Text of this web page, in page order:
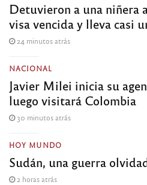
Detuvieron a una niñera
visa vencida y lleva casi
24 minutos atrás
NACIONAL
Javier Milei inicia su
luego visitará Colombia
30 minutos atrás
HOY MUNDO
Sudán, una guerra
2 horas atrás